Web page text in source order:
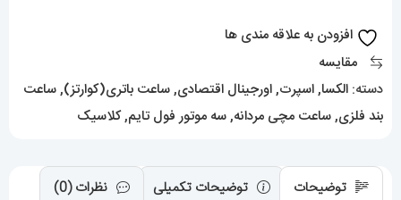
رزگلد
صفحه
020980
ALEXA
عدد
افزودن به علاقه مندی ها
مقایسه
دسته: الکسا,اسپرت,اورجینال اقتصادی,ساعت باتری(کوارتز),ساعت
بند فلزی,ساعت مچی مردانه,سه موتور فول تایم,کلاسیک
توضیحات توضیحات تکمیلی نظرات (0)